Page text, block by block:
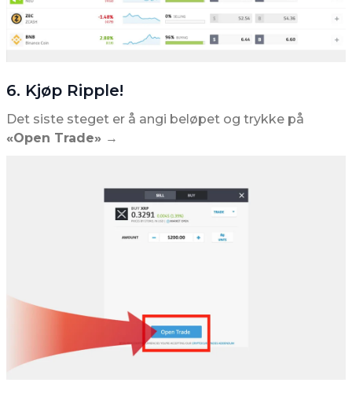
6. Kjøp Ripple!
Det siste steget er å angi beløpet og trykke på
«Open Trade» →